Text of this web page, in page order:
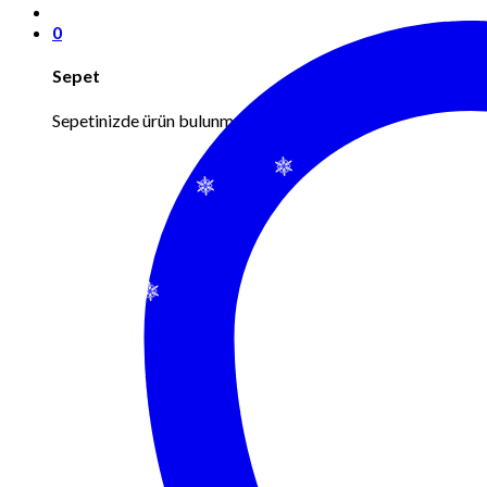
0
Sepet
Sepetinizde ürün bulunmuyor.